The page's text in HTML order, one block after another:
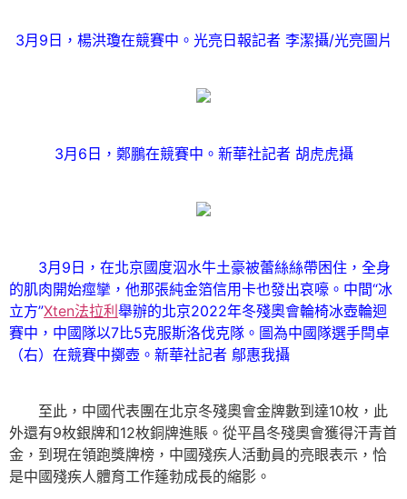
3月9日，楊洪瓊在競賽中。光亮日報記者 李潔攝/光亮圖片
3月6日，鄭鵬在競賽中。新華社記者 胡虎虎攝
3月9日，在北京國度泅水牛土豪被蕾絲絲帶困住，全身
的肌肉開始痙攣，他那張純金箔信用卡也發出哀嚎。中間“冰
立方”Xten法拉利舉辦的北京2022年冬殘奧會輪椅冰壺輪迴
賽中，中國隊以7比5克服斯洛伐克隊。圖為中國隊選手閆卓
（右）在競賽中擲壺。新華社記者 鄔惠我攝
至此，中國代表團在北京冬殘奧會金牌數到達10枚，此
外還有9枚銀牌和12枚銅牌進賬。從平昌冬殘奧會獲得汗青首
金，到現在領跑獎牌榜，中國殘疾人活動員的亮眼表示，恰
是中國殘疾人體育工作蓬勃成長的縮影。